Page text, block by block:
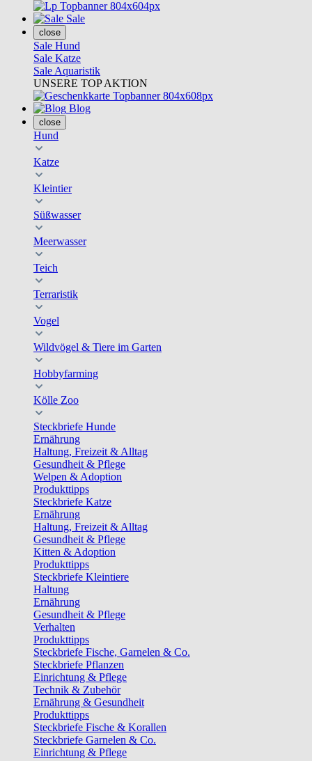
Sale
close
Sale Hund
Sale Katze
Sale Aquaristik
UNSERE TOP AKTION
Blog
close
Hund
Katze
Kleintier
Süßwasser
Meerwasser
Teich
Terraristik
Vogel
Wildvögel & Tiere im Garten
Hobbyfarming
Kölle Zoo
Steckbriefe Hunde
Ernährung
Haltung, Freizeit & Alltag
Gesundheit & Pflege
Welpen & Adoption
Produkttipps
Steckbriefe Katze
Ernährung
Haltung, Freizeit & Alltag
Gesundheit & Pflege
Kitten & Adoption
Produkttipps
Steckbriefe Kleintiere
Haltung
Ernährung
Gesundheit & Pflege
Verhalten
Produkttipps
Steckbriefe Fische, Garnelen & Co.
Steckbriefe Pflanzen
Einrichtung & Pflege
Technik & Zubehör
Ernährung & Gesundheit
Produkttipps
Steckbriefe Fische & Korallen
Steckbriefe Garnelen & Co.
Einrichtung & Pflege